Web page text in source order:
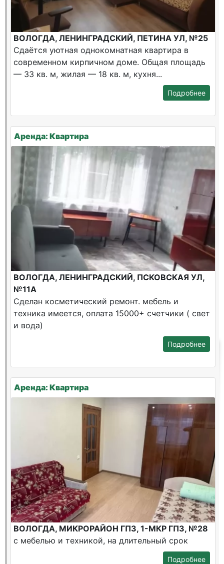
ВОЛОГДА, ЛЕНИНГРАДСКИЙ, ПЕТИНА УЛ, №25
Сдаётся уютная однокомнатная квартира в
современном кирпичном доме. Общая площадь
— 33 кв. м, жилая — 18 кв. м, кухня...
Подробнее
Аренда: Квартира
ВОЛОГДА, ЛЕНИНГРАДСКИЙ, ПСКОВСКАЯ УЛ,
№11А
Сделан косметический ремонт. мебель и
техника имеется, оплата 15000+ счетчики ( свет
и вода)
Подробнее
Аренда: Квартира
ВОЛОГДА, МИКРОРАЙОН ГПЗ, 1-МКР ГПЗ, №28
с мебелью и техникой, на длительный срок
Подробнее